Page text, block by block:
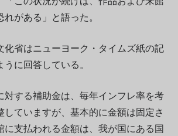
がある」と語った。
化省はニューヨーク・タイムズ紙の記
に回答している。
対する補助金は、毎年インフレ率を考
していますが、基本的に金額は固定さ
に支払われる金額は、我が国にある国